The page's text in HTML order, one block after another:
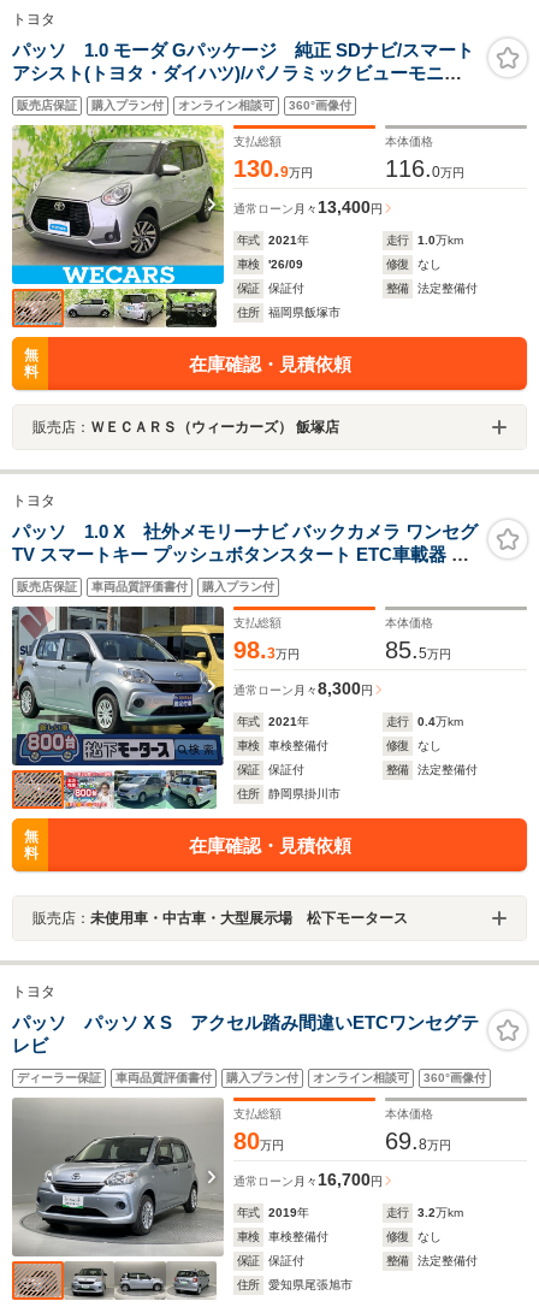
トヨタ
パッソ 1.0 モーダ Gパッケージ 純正 SDナビ/スマート
アシスト(トヨタ・ダイハツ)/パノラミックビューモニタ
ー/車線逸脱防止支援システム/ドライブレコーダー 前後/
ヘッドランプ LED/Bluetooth接続/ETC
販売店保証 購入プラン付 オンライン相談可 360°画像付
支払総額
130.9万円
本体価格
116.0万円
通常ローン 月々13,400円
年式 2021年 走行 1.0万km
車検
'26/09 修復
なし
保証
保証付 整備
法定整備付
住所
福岡県飯塚市
無
料
在庫確認・見積依頼
販売店： ＷＥＣＡＲＳ（ウィーカーズ） 飯塚店
トヨタ
パッソ 1.0 X 社外メモリーナビ バックカメラ ワンセグ
TV スマートキー プッシュボタンスタート ETC車載器 パ
ワーウィンドウ
販売店保証 車両品質評価書付 購入プラン付
支払総額
98.3万円
本体価格
85.5万円
通常ローン 月々8,300円
年式 2021年 走行 0.4万km
車検
車検整備付 修復
なし
保証
保証付 整備
法定整備付
住所
静岡県掛川市
無
料
在庫確認・見積依頼
販売店： 未使用車・中古車・大型展示場 松下モータース
トヨタ
パッソ パッソ X S アクセル踏み間違いETCワンセグテ
レビ
ディーラー保証 車両品質評価書付 購入プラン付 オンライン相談可 360°画像付
支払総額
80万円
本体価格
69.8万円
通常ローン 月々16,700円
年式 2019年 走行 3.2万km
車検
車検整備付 修復
なし
保証
保証付 整備
法定整備付
住所
愛知県尾張旭市